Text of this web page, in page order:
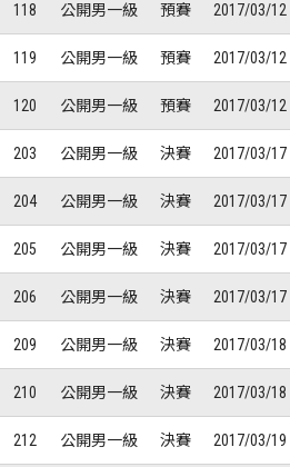
118 公開男一級 預賽 2017/03/12
119 公開男一級 預賽 2017/03/12
120 公開男一級 預賽 2017/03/12
203 公開男一級 決賽 2017/03/17
204 公開男一級 決賽 2017/03/17
205 公開男一級 決賽 2017/03/17
206 公開男一級 決賽 2017/03/17
209 公開男一級 決賽 2017/03/18
210 公開男一級 決賽 2017/03/18
212 公開男一級 決賽 2017/03/19